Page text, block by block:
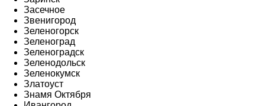
Засечное
Звенигород
Зеленогорск
Зеленоград
Зеленоградск
Зеленодольск
Зеленокумск
Златоуст
Знамя Октября